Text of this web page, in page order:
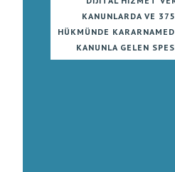
KANUNLARDA VE
HÜKMÜNDE
KANUNLA GELEN